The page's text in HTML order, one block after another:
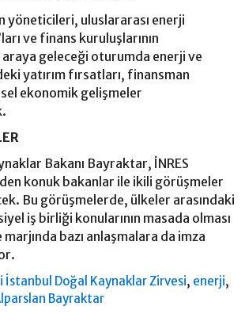
yöneticileri, uluslararası enerji
ve finans kuruluşlarının
geleceği oturumda enerji ve
yatırım fırsatları, finansman
ekonomik gelişmeler
Bakanı Bayraktar, İNRES
konuk bakanlar ile ikili görüşmeler
Bu görüşmelerde, ülkeler arasındaki
iş birliği konularının masada olması
bazı anlaşmalara da imza
İstanbul Doğal Kaynaklar Zirvesi, enerji,
Bayraktar